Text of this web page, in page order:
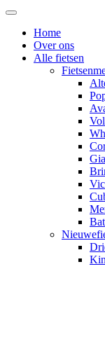
Home
Over ons
Alle fietsen